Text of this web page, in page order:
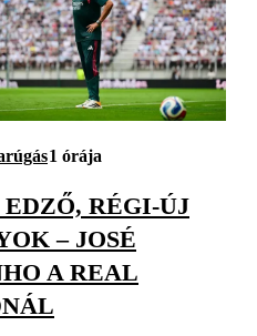
1 órája
RÉGI-ÚJ
– JOSÉ
A REAL